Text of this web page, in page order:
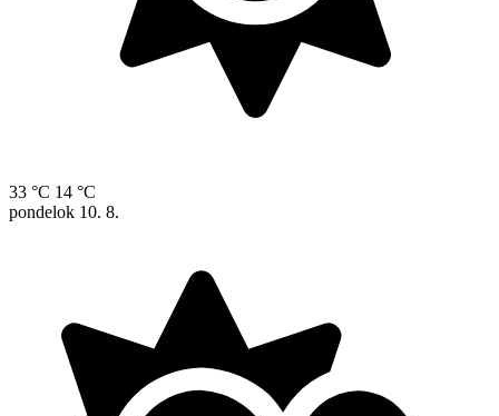
33 °C 14 °C
pondelok 10. 8.